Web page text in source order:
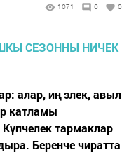
1071 0 0
алар, иң элек, авыл
катламы
тармаклар
Беренче чиратта